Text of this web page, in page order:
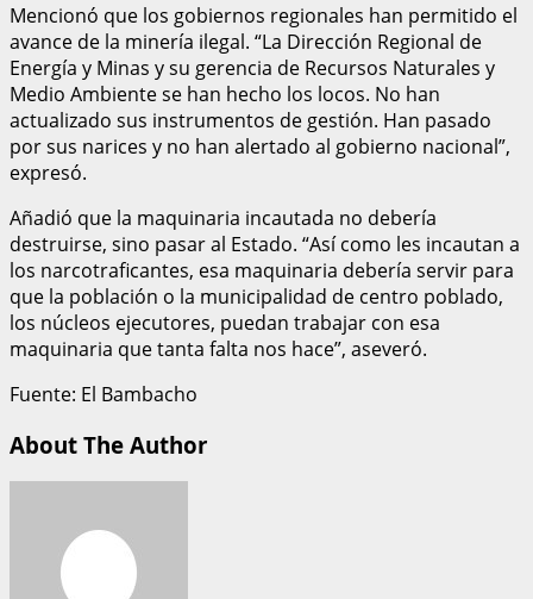
Mencionó que los gobiernos regionales han permitido el
avance de la minería ilegal. “La Dirección Regional de
Energía y Minas y su gerencia de Recursos Naturales y
Medio Ambiente se han hecho los locos. No han
actualizado sus instrumentos de gestión. Han pasado
por sus narices y no han alertado al gobierno nacional”,
expresó.
Añadió que la maquinaria incautada no debería
destruirse, sino pasar al Estado. “Así como les incautan a
los narcotraficantes, esa maquinaria debería servir para
que la población o la municipalidad de centro poblado,
los núcleos ejecutores, puedan trabajar con esa
maquinaria que tanta falta nos hace”, aseveró.
Fuente: El Bambacho
About The Author